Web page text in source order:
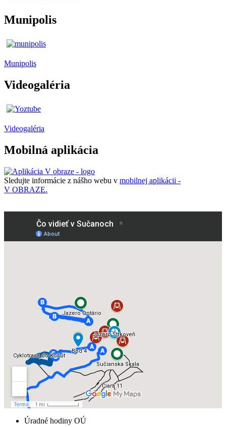
Munipolis
Munipolis
Videogaléria
Videogaléria
Mobilná aplikácia
Sledujte informácie z nášho webu v mobilnej aplikácii -
V OBRAZE.
Úradné hodiny OÚ